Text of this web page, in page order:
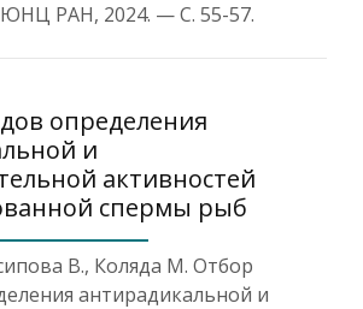
РАН, 2024. — С. 55-57.
определения
и
активностей
спермы рыб
В., Коляда М. Отбор
антирадикальной и